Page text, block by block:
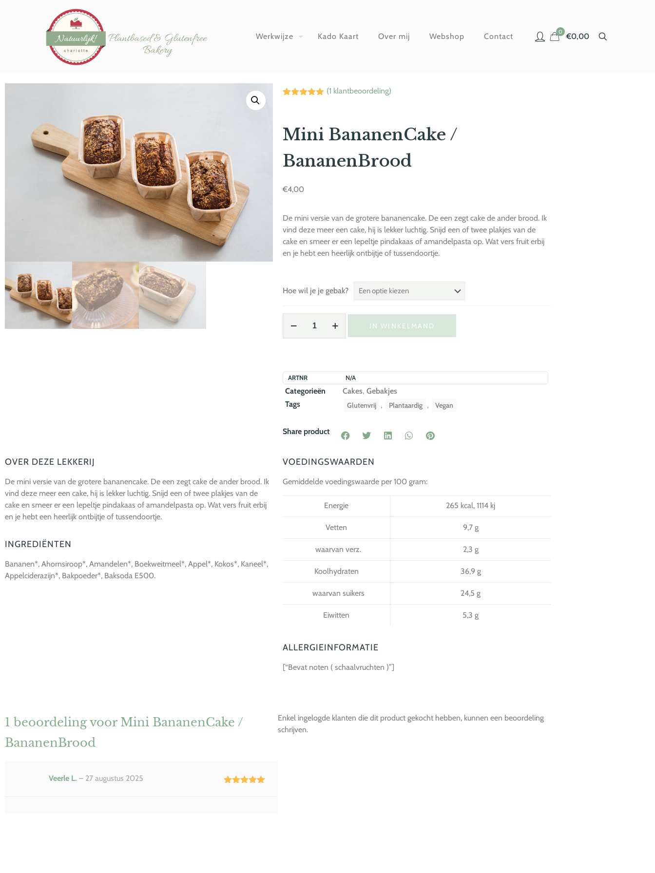
Werkwijze Kado Kaart Over mij Webshop Contact 0 €0,00
op
klantbeoordeling
(1 klantbeoordeling)
Mini BananenCake /
BananenBrood
€4,00
De mini versie van de grotere bananencake. De een zegt cake de ander brood. Ik
vind deze meer een cake, hij is lekker luchtig. Snijd een of twee plakjes van de
cake en smeer er een lepeltje pindakaas of amandelpasta op. Wat vers fruit erbij
en je hebt een heerlijk ontbijtje of tussendoortje.
Hoe wil je je gebak?
IN WINKELMAND
ARTNR N/A
Categorieën Cakes, Gebakjes
Tags
Glutenvrij , Plantaardig , Vegan
Share product
OVER DEZE LEKKERIJ
De mini versie van de grotere bananencake. De een zegt cake de ander brood. Ik
vind deze meer een cake, hij is lekker luchtig. Snijd een of twee plakjes van de
cake en smeer er een lepeltje pindakaas of amandelpasta op. Wat vers fruit erbij
en je hebt een heerlijk ontbijtje of tussendoortje.
INGREDIËNTEN
Bananen*, Ahornsiroop*, Amandelen*, Boekweitmeel*, Appel*, Kokos*, Kaneel*,
Appelciderazijn*, Bakpoeder*, Baksoda E500.
VOEDINGSWAARDEN
Gemiddelde voedingswaarde per 100 gram:
Energie 265 kcal, 1114 kj
Vetten 9,7 g
waarvan verz. 2,3 g
Koolhydraten 36,9 g
waarvan suikers 24,5 g
Eiwitten 5,3 g
ALLERGIEINFORMATIE
[“Bevat noten ( schaalvruchten )”]
1 beoordeling voor Mini BananenCake /
BananenBrood
Veerle L. – 27 augustus 2025
Enkel ingelogde klanten die dit product gekocht hebben, kunnen een beoordeling
schrijven.